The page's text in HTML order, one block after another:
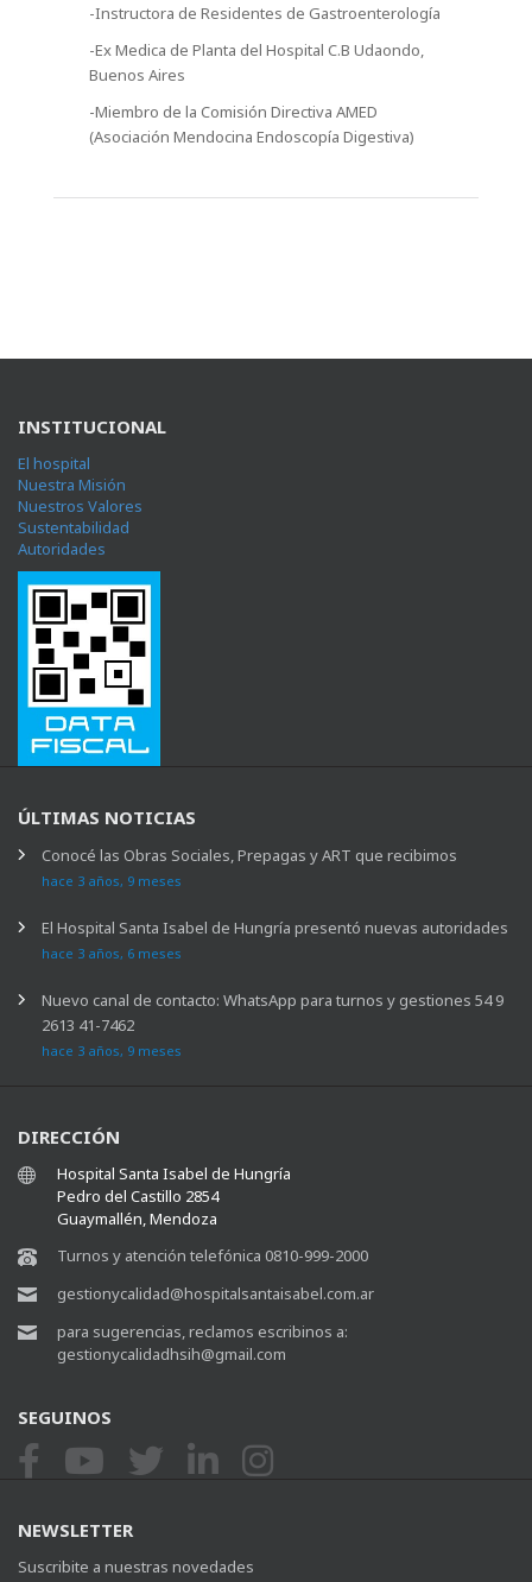
-Instructora de Residentes de Gastroenterología
-Ex Medica de Planta del Hospital C.B Udaondo,
Buenos Aires
-Miembro de la Comisión Directiva AMED
(Asociación Mendocina Endoscopía Digestiva)
INSTITUCIONAL
El hospital
Nuestra Misión
Nuestros Valores
Sustentabilidad
Autoridades
ÚLTIMAS NOTICIAS
Conocé las Obras Sociales, Prepagas y ART que recibimos
hace 3 años, 9 meses
El Hospital Santa Isabel de Hungría presentó nuevas autoridades
hace 3 años, 6 meses
Nuevo canal de contacto: WhatsApp para turnos y gestiones 54 9
2613 41-7462
hace 3 años, 9 meses
DIRECCIÓN
Hospital Santa Isabel de Hungría
Pedro del Castillo 2854
Guaymallén, Mendoza
Turnos y atención telefónica 0810-999-2000
gestionycalidad@hospitalsantaisabel.com.ar
para sugerencias, reclamos escribinos a:
gestionycalidadhsih@gmail.com
SEGUINOS
NEWSLETTER
Suscribite a nuestras novedades